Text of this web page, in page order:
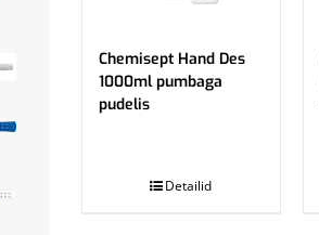
Chemisept Hand Des
1000ml pumbaga
pudelis
Detailid